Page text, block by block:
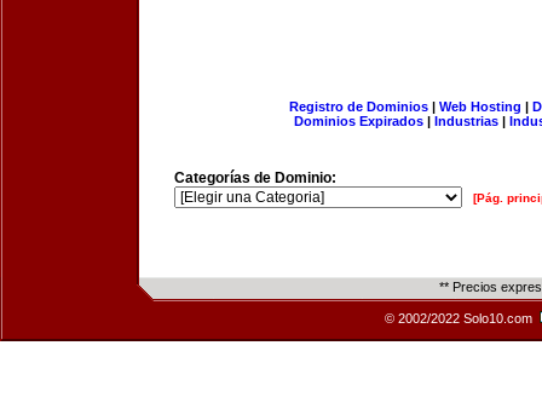
Registro de Dominios| Web Hosting |
Dominios Expirados | Industrias |
Categorías de Dominio:
[Pág.
** Precios
© 2002/2022 Solo10.com